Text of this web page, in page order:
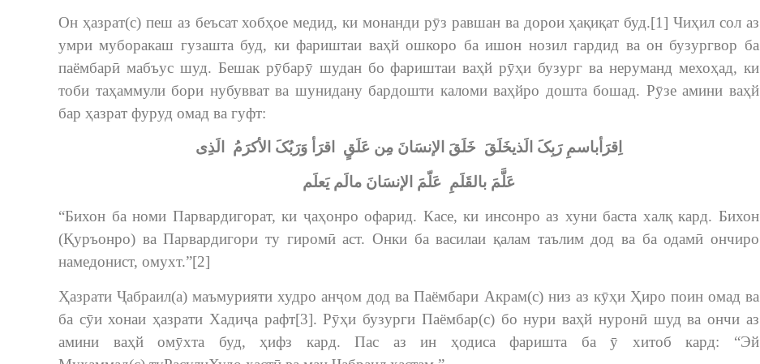
Он ҳазрат(с) пеш аз беъсат хобҳое медид, ки монанди рӯз равшан ва дорои ҳақиқат буд.[1] Чиҳил сол аз
умри муборакаш гузашта буд, ки фариштаи ваҳй ошкоро ба ишон нозил гардид ва он бузургвор ба
паёмбарӣ мабъус шуд. Бешак рӯбарӯ шудан бо фариштаи ваҳй рӯҳи бузург ва неруманд мехоҳад, ки
тоби таҳаммули бори нубувват ва шунидану бардошти каломи ваҳйро дошта бошад. Рӯзе амини ваҳй
бар ҳазрат фуруд омад ва гуфт:
اِقرَأباسمِ رَبِکَ الَذیخَلَقَ خَلَقَ الإنسَانَ مِن عَلَقٍ اقرَأ وَرَبُکَ الأکرَمُ الَذِی
عَلَّمَ بالقَلَمِ عَلّمَ الإنسَانَ مالَم یَعلَم
“Бихон ба номи Парвардигорат, ки ҷаҳонро офарид. Касе, ки инсонро аз хуни баста халқ кард. Бихон
(Қуръонро) ва Парвардигори ту гиромӣ аст. Онки ба василаи қалам таълим дод ва ба одамӣ ончиро
намедонист, омухт.”[2]
Ҳазрати Ҷабраил(а) маъмурияти худро анҷом дод ва Паёмбари Акрам(с) низ аз кӯҳи Ҳиро поин омад ва
ба сӯи хонаи ҳазрати Хадиҷа рафт[3]. Рӯҳи бузурги Паёмбар(с) бо нури ваҳй нуронӣ шуд ва ончи аз
амини ваҳй омӯхта буд, ҳифз кард. Пас аз ин ҳодиса фаришта ба ӯ хитоб кард: “Эй